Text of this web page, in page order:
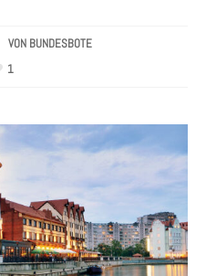
VON BUNDESBOTE
1